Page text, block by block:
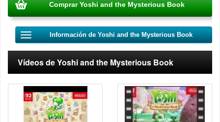
Comprar Yoshi and the Mysterious Book
Información de Yoshi and the Mysterious Book
Vídeos de Yoshi and the Mysterious Book